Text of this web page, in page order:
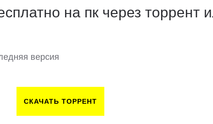
на пк через торрент
версия
СКАЧАТЬ ТОРРЕНТ